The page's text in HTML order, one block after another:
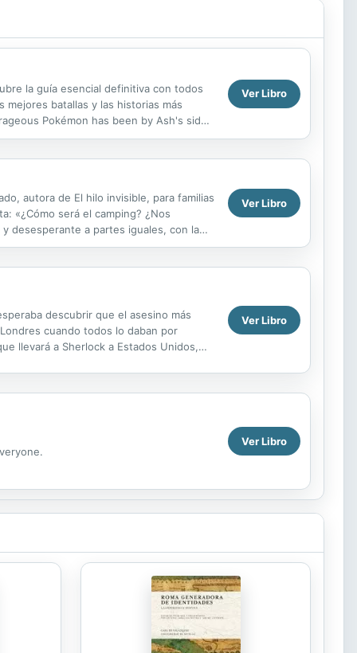
la guía esencial definitiva con todos
batallas y las historias más
Pokémon has been by Ash's side
the ...
Ver Libro
autora de El hilo invisible, para familias
«¿Cómo será el camping? ¿Nos
y desesperante a partes iguales, con la
Ver Libro
descubrir que el asesino más
cuando todos lo daban por
llevará a Sherlock a Estados Unidos,
Ver Libro
Ver Libro